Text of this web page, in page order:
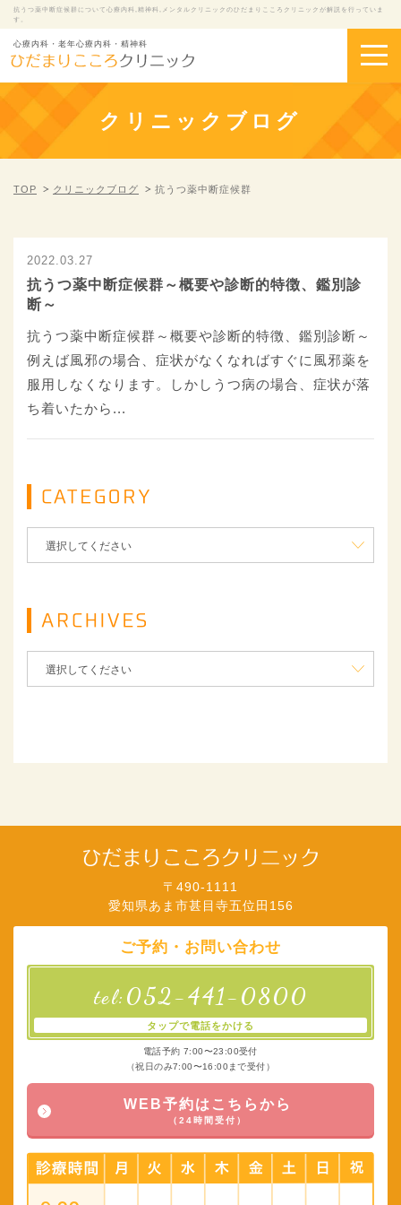
抗うつ薬中断症候群について心療内科,精神科,メンタルクリニックのひだまりこころクリニックが解説を行っていま
す。
心療内科・老年心療内科・精神科
クリニックブログ
TOP クリニックブログ 抗うつ薬中断症候群
2022.03.27
抗うつ薬中断症候群～概要や診断的特徴、鑑別診
断～
抗うつ薬中断症候群～概要や診断的特徴、鑑別診断～
例えば風邪の場合、症状がなくなればすぐに風邪薬を
服用しなくなります。しかしうつ病の場合、症状が落
ち着いたから...
〒490-1111
愛知県あま市甚目寺五位田156
ご予約・お問い合わせ
tel: 052-441-0800
タップで電話をかける
電話予約 7:00〜23:00受付
（祝日のみ7:00〜16:00まで受付）
WEB予約はこちらから
（24時間受付）